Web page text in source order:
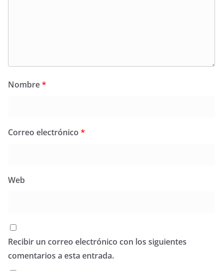
Nombre*
Correo electrónico *
Web
Recibir un correo electrónico con los siguientes
comentarios a esta entrada.